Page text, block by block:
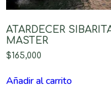
ATARDECER
MASTER
$165,000
Añadir al carrito